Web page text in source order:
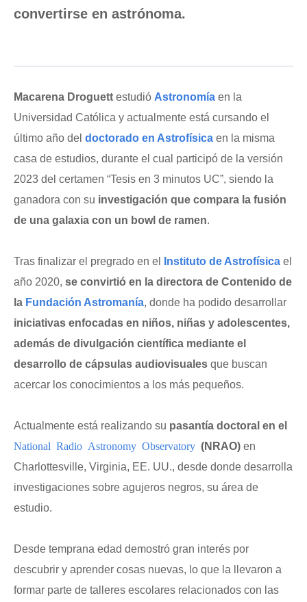
convertirse en astrónoma.
Macarena Droguett estudió Astronomía en la
Universidad Católica y actualmente está cursando el
último año del doctorado en Astrofísica en la misma
casa de estudios, durante el cual participó de la versión
2023 del certamen “Tesis en 3 minutos UC”, siendo la
ganadora con su investigación que compara la fusión
de una galaxia con un bowl de ramen.
Tras finalizar el pregrado en el Instituto de Astrofísica el
año 2020, se convirtió en la directora de Contenido de
la Fundación Astromanía, donde ha podido desarrollar
iniciativas enfocadas en niños, niñas y adolescentes,
además de divulgación científica mediante el
desarrollo de cápsulas audiovisuales que buscan
acercar los conocimientos a los más pequeños.
Actualmente está realizando su pasantía doctoral en el
National Radio Astronomy Observatory (NRAO) en
Charlottesville, Virginia, EE. UU., desde donde desarrolla
investigaciones sobre agujeros negros, su área de
estudio.
Desde temprana edad demostró gran interés por
descubrir y aprender cosas nuevas, lo que la llevaron a
formar parte de talleres escolares relacionados con las